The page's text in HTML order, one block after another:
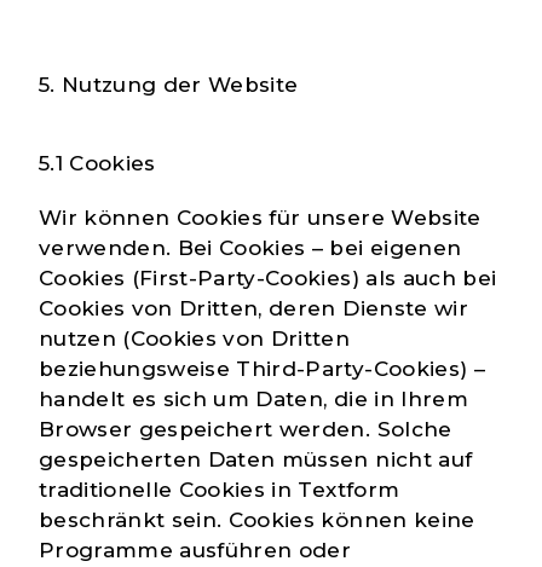
5. Nutzung der Website
5.1 Cookies
Wir können Cookies für unsere Website
verwenden. Bei Cookies – bei eigenen
Cookies (First-Party-Cookies) als auch bei
Cookies von Dritten, deren Dienste wir
nutzen (Cookies von Dritten
beziehungsweise Third-Party-Cookies) –
handelt es sich um Daten, die in Ihrem
Browser gespeichert werden. Solche
gespeicherten Daten müssen nicht auf
traditionelle Cookies in Textform
beschränkt sein. Cookies können keine
Programme ausführen oder